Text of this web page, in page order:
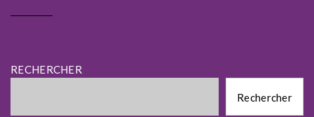
RECHERCHER
Rechercher